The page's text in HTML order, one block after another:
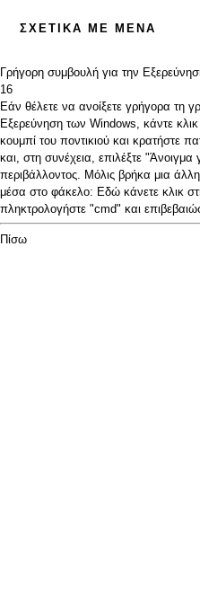
ΣΧΕΤΙΚΆ ΜΕ ΜΈΝΑ
Γρήγορη συμβουλή για την
16
Εάν θέλετε να ανοίξετε γρήγορα τη
Εξερεύνηση των Windows, κάντε
κουμπί του ποντικιού και κρατήστε
και, στη συνέχεια, επιλέξτε
περιβάλλοντος. Μόλις βρήκα μια
μέσα στο φάκελο: Εδώ κάνετε κλικ
πληκτρολογήστε "cmd" και
Πίσω